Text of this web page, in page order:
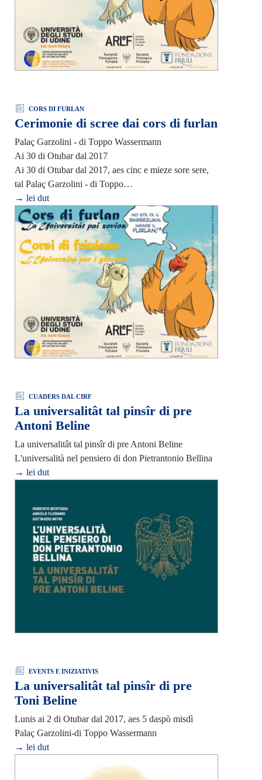
CORS DI FURLAN
Cerimonie di scree dai cors di furlan
Palaç Garzolini - di Toppo Wassermann
Ai 30 di Otubar dal 2017
Ai 30 di Otubar dal 2017, aes cinc e mieze sore sere,
tal Palaç Garzolini - di Toppo…
→ lei dut
CUADERS DAL CIRF
La universalitât tal pinsîr di pre
Antoni Beline
La universalitât tal pinsîr di pre Antoni Beline
L'universalità nel pensiero di don Pietrantonio Bellina
→ lei dut
EVENTS E INIZIATIVIS
La universalitât tal pinsîr di pre
Toni Beline
Lunis ai 2 di Otubar dal 2017, aes 5 daspò misdì
Palaç Garzolini-di Toppo Wassermann
→ lei dut